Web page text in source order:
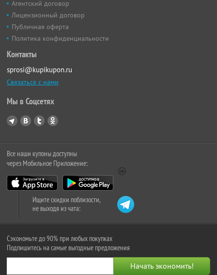
Агентский договор
Лицензионный договор
Публичная оферта
Политика конфиденциальности
Контакты
sprosi@kupikupon.ru
Связаться с нами
Мы в Соцсетях
Все наши купоны доступны
через Мобильное Приложение:
Ищите скидки поблизости,
не выходя из чата:
Сэкономьте до 90% при любых покупках
Подпишитесь на самые выгодные предложения